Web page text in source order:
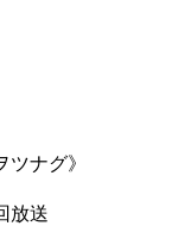
ナグ》
放送